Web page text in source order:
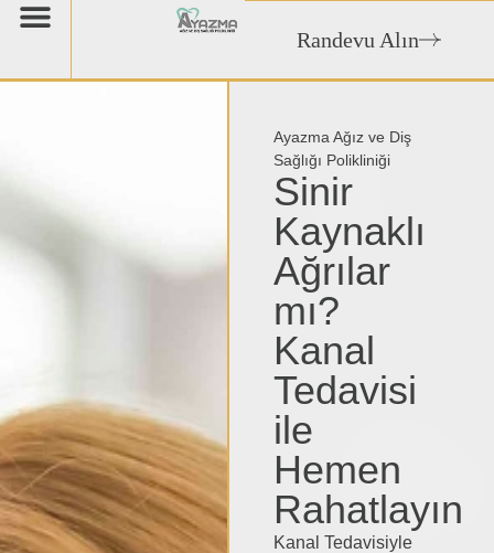
Randevu Alın
Ayazma Ağız ve Diş
Sağlığı Polikliniği
Sinir
Kaynaklı
Ağrılar
mı?
Kanal
Tedavisi
ile
Hemen
Rahatlayın
Kanal Tedavisiyle